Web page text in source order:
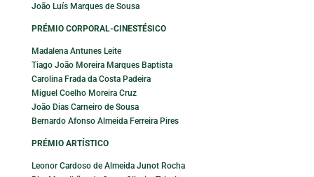
João Luís Marques de Sousa
PRÉMIO CORPORAL-CINESTÉSICO
Madalena Antunes Leite
Tiago João Moreira Marques Baptista
Carolina Frada da Costa Padeira
Miguel Coelho Moreira Cruz
João Dias Carneiro de Sousa
Bernardo Afonso Almeida Ferreira Pires
PRÉMIO ARTÍSTICO
Leonor Cardoso de Almeida Junot Rocha